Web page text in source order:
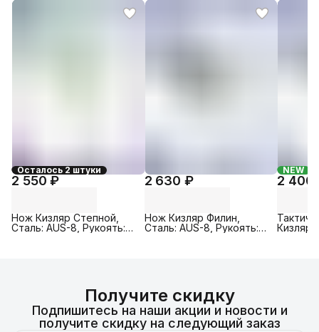
Осталось 2 штуки
2 550 ₽
Нож Кизляр Степной,
Сталь: AUS-8, Рукоять:
2 630 ₽
Нож Кизляр Филин,
Сталь: AUS-8, Рукоять:
NEW
2 400
Кизляр,
Получите скидку
Подпишитесь на наши акции и новости и
получите скидку на следующий заказ